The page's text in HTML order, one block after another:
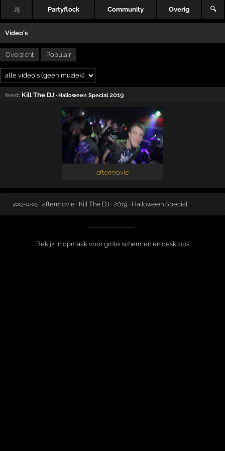
Jij Partyflock Community Overig 🔍
Video's
Overzicht Populair
feest: Kill The DJ · Halloween Special 2019
aftermovie
2019-11-09 aftermovie · Kill The DJ · 2019 · Halloween Special
Bekijk in opmaak voor grote schermen en desktops